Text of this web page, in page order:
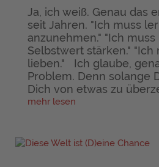
Ja, ich weiß. Genau das
seit Jahren. "Ich muss
anzunehmen." "Ich
Selbstwert stärken."
lieben." Ich glaube,
Problem. Denn solange
Dich von etwas zu
mehr lesen